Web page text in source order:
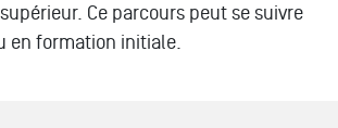
Ce parcours peut se suivre
en formation initiale.